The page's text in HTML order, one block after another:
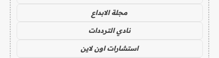
مجلة الابداع
نادي الترددات
استشارات اون لاين